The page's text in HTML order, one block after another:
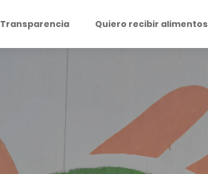
Transparencia Quiero recibir alimentos